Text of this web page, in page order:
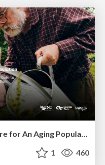
Leveraging Curiosity to Care for An Aging Population
1 460